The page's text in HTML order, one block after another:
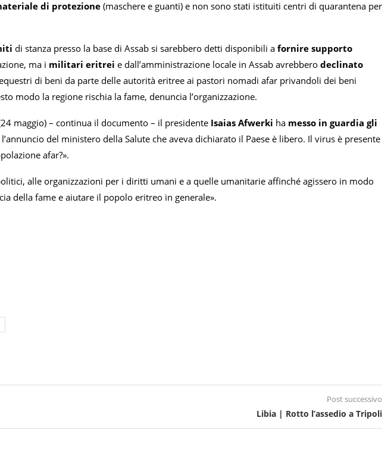
di protezione (maschere e guanti) e non sono stati istituiti centri di quarantena per
di stanza presso la base di Assab si sarebbero detti disponibili a fornire supporto
ma i militari eritrei e dall’amministrazione locale in Assab avrebbero declinato
di beni da parte delle autorità eritree ai pastori nomadi afar privandoli dei beni
modo la regione rischia la fame, denuncia l’organizzazione.
maggio) – continua il documento – il presidente Isaias Afwerki ha messo in guardia gli
del ministero della Salute che aveva dichiarato il Paese è libero. Il virus è presente
afar?».
alle organizzazioni per i diritti umani e a quelle umanitarie affinché agissero in modo
della fame e aiutare il popolo eritreo in generale».
Post successivo
Libia | Rotto l’assedio a Tripoli